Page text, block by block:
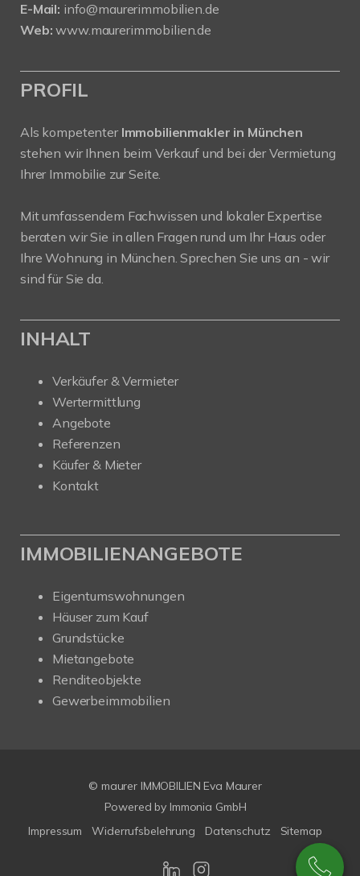
E-Mail: info@maurerimmobilien.de
Web: www.maurerimmobilien.de
PROFIL
Als kompetenter Immobilienmakler in München
stehen wir Ihnen beim Verkauf und bei der Vermietung
Ihrer Immobilie zur Seite.
Mit umfassendem Fachwissen und lokaler Expertise
beraten wir Sie in allen Fragen rund um Ihr Haus oder
Ihre Wohnung in München. Sprechen Sie uns an - wir
sind für Sie da.
INHALT
Verkäufer & Vermieter
Wertermittlung
Angebote
Referenzen
Käufer & Mieter
Kontakt
IMMOBILIENANGEBOTE
Eigentumswohnungen
Häuser zum Kauf
Grundstücke
Mietangebote
Renditeobjekte
Gewerbeimmobilien
© maurer IMMOBILIEN Eva Maurer
Powered by Immonia GmbH
Impressum
Widerrufsbelehrung Datenschutz Sitemap